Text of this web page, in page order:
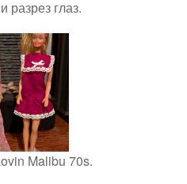
разрез глаз.
Malibu 70s.